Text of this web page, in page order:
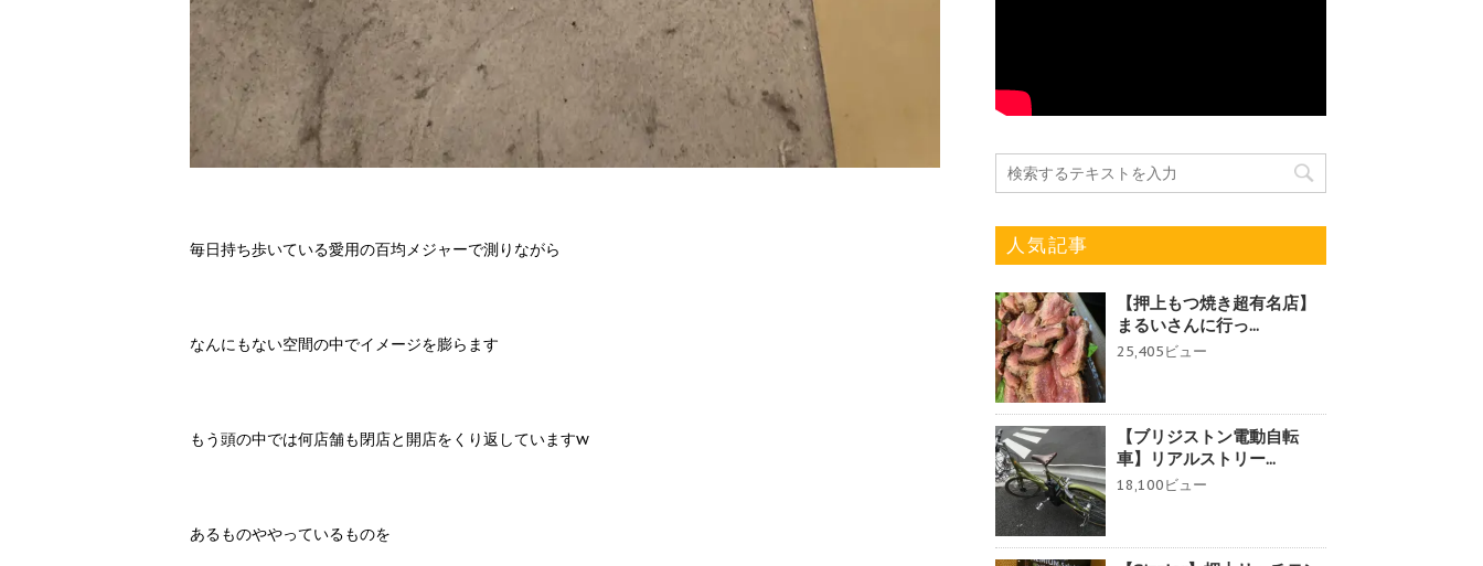
毎日持ち歩いている愛用の百均メジャーで測りながら
なんにもない空間の中でイメージを膨らます
もう頭の中では何店舗も閉店と開店をくり返していますw
あるものややっているものを
人気記事
【押上もつ焼き超有名店】
まるいさんに行っ...
25,405ビュー
【ブリジストン電動自転
車】リアルストリー...
18,100ビュー